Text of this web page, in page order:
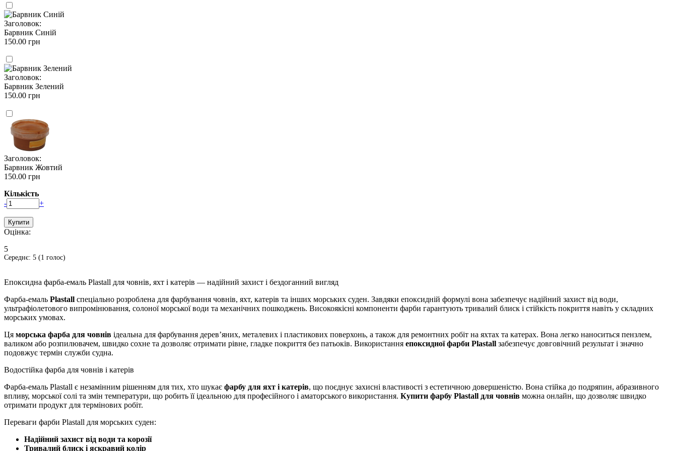
Заголовок:
Барвник Синій
150.00 грн
Заголовок:
Барвник Зелений
150.00 грн
Заголовок:
Барвник Жовтий
150.00 грн
Кількість
-
+
Оцінка:
5
Середнє: 5 (1 голос)
Епоксидна фарба-емаль Plastall для човнів, яхт і катерів — надійний захист і бездоганний вигляд
Фарба-емаль Plastall спеціально розроблена для фарбування човнів, яхт, катерів та інших морських суден. Завдяки епоксидній формулі вона забезпечує надійний захист від води,
ультрафіолетового випромінювання, солоної морської води та механічних пошкоджень. Високоякісні компоненти фарби гарантують тривалий блиск і стійкість покриття навіть у складних
морських умовах.
Ця морська фарба для човнів ідеальна для фарбування дерев’яних, металевих і пластикових поверхонь, а також для ремонтних робіт на яхтах та катерах. Вона легко наноситься пензлем,
валиком або розпилювачем, швидко сохне та дозволяє отримати рівне, гладке покриття без патьоків. Використання епоксидної фарби Plastall забезпечує довговічний результат і значно
подовжує термін служби судна.
Водостійка фарба для човнів і катерів
Фарба-емаль Plastall є незамінним рішенням для тих, хто шукає фарбу для яхт і катерів, що поєднує захисні властивості з естетичною довершеністю. Вона стійка до подряпин, абразивного
впливу, морської солі та змін температури, що робить її ідеальною для професійного і аматорського використання. Купити фарбу Plastall для човнів можна онлайн, що дозволяє швидко
отримати продукт для термінових робіт.
Переваги фарби Plastall для морських суден:
Надійний захист від води та корозії
Тривалий блиск і яскравий колір